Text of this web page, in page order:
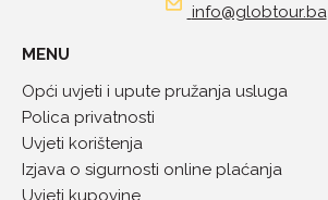
info@globtour.ba
MENU
Opći uvjeti i upute pružanja usluga
Polica privatnosti
Uvjeti korištenja
Izjava o sigurnosti online plaćanja
Uvjeti kupovine